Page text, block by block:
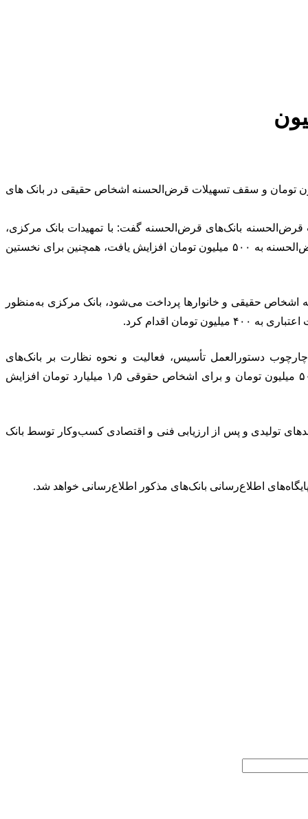
اعتباری بانک مرکزی گفت: با تمهیدات بانک مرکزی، سقف پرداخت وام خرد و کارت اعتباری شبکه بانکی به ۴۰۰ میلیون تومان و سقف تسهیلات قرض‌الحسنه اشخاص حقیقی در بانک های
بانک‌های قرض‌الحسنه گفت: با تمهیدات بانک مرکزی،
سقف پرداخت وام خرد و کارت اعتباری شبکه بانکی به ۴۰۰ میلیون تومان و سقف تسهیلات قرض‌الحسنه اشخاص حقیقی در بانک‌های قرض‌الحسنه به ۵۰۰ میلیون تومان افزایش یافت، همچنین برای نخستین
اشخاص حقیقی و خانوارها پرداخت می‌شود، بانک مرکزی به‌منظور
اقدام کرد.
دستورالعمل تأسیس، فعالیت و نحوه نظارت بر بانک‌های
قرض‌الحسنه (مصوبه مردادماه هیئت عالی بانک مرکزی) سقف تسهیلات قرض‌الحسنه بانک‌های قرض‌الحسنه برای اشخاص حقیقی به ۵۰۰ میلیون تومان و برای اشخاص حقوقی ۱٫۵ میلیارد تومان افزایش
تولیدی و پس از ارزیابی فنی و اقتصادی کسب‌وکار توسط بانک
اطلاع‌رسانی بانک‌های مذکور اطلاع‌رسانی خواهد شد.